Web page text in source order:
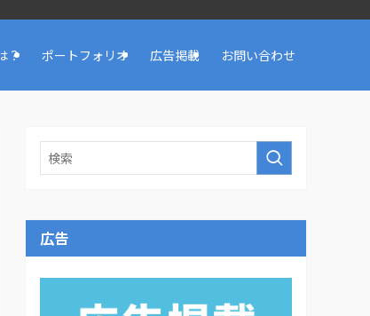
？ ポートフォリオ 広告掲載 お問い合わせ
広告